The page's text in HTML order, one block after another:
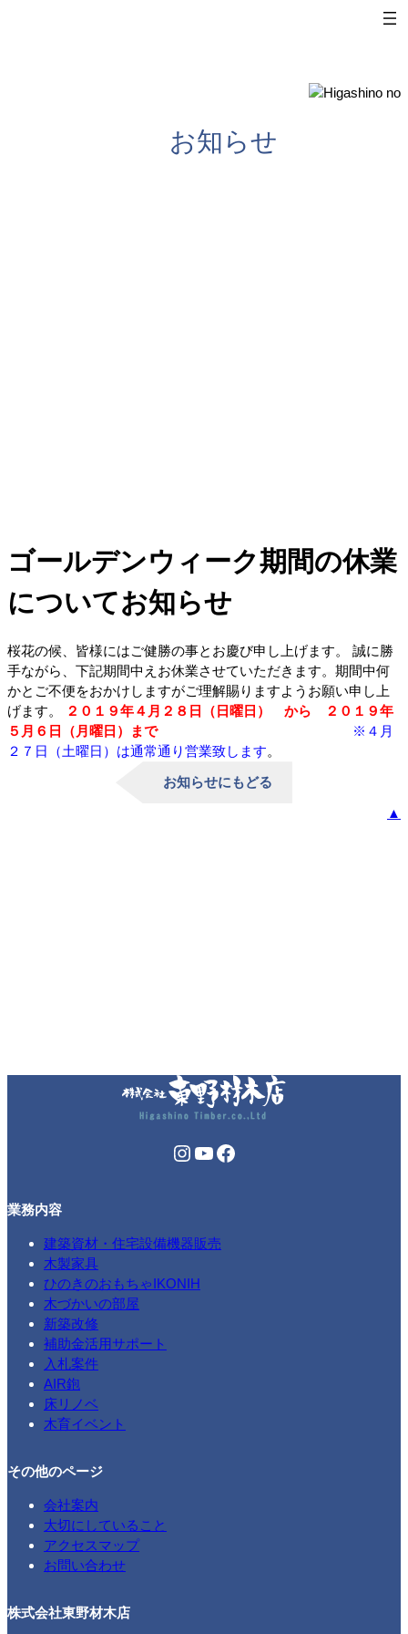
お知らせ
ゴールデンウィーク期間の休業
についてお知らせ
桜花の候、皆様にはご健勝の事とお慶び申し上げます。 誠に勝
手ながら、下記期間中えお休業させていただきます。期間中何
かとご不便をおかけしますがご理解賜りますようお願い申し上
げます。
２０１９年４月２８日（日曜日） から ２０１９年
５月６日（月曜日）まで
※４月
２７日（土曜日）は通常通り営業致します。
お知らせにもどる
▲
Instagram YouTube Facebook
業務内容
建築資材・住宅設備機器販売
木製家具
ひのきのおもちゃIKONIH
木づかいの部屋
新築改修
補助金活用サポート
入札案件
AIR鉋
床リノベ
木育イベント
その他のページ
会社案内
大切にしていること
アクセスマップ
お問い合わせ
株式会社東野材木店